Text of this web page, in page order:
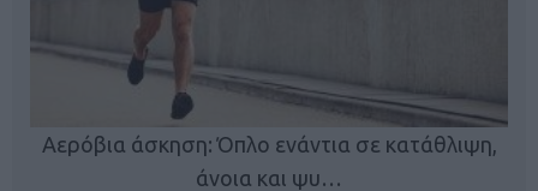
Αερόβια άσκηση: Όπλο ενάντια σε κατάθλιψη,
άνοια και ψυ…